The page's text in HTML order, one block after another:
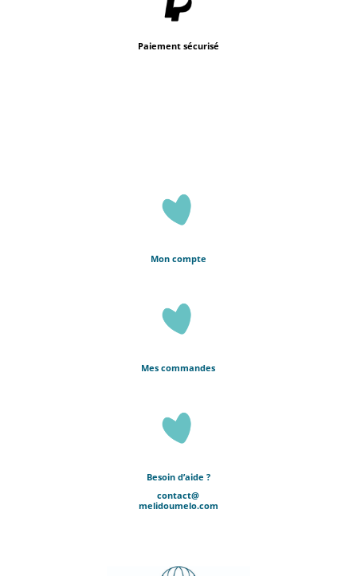
Paiement sécurisé
Mon compte
Mes commandes
Besoin d’aide ?
contact@
melidoumelo.com